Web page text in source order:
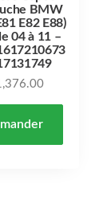
BMW
E82 E88)
04 à 11 –